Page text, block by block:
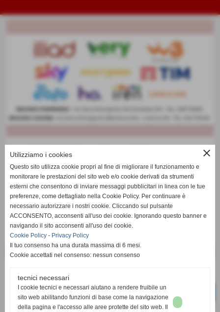
close
Utilizziamo i cookies
Questo sito utilizza cookie propri al fine di migliorare il funzionamento e
monitorare le prestazioni del sito web e/o cookie derivati da strumenti
esterni che consentono di inviare messaggi pubblicitari in linea con le tue
preferenze, come dettagliato nella Cookie Policy. Per continuare è
necessario autorizzare i nostri cookie. Cliccando sul pulsante
ACCONSENTO, acconsenti all'uso dei cookie. Ignorando questo banner e
navigando il sito acconsenti all'uso dei cookie.
Cookie Policy - Privacy Policy
Il tuo consenso ha una durata massima di 6 mesi.
Cookie accettati nel consenso: nessun consenso
tecnici necessari
I cookie tecnici e necessari aiutano a rendere fruibile un
sito web abilitando funzioni di base come la navigazione
della pagina e l'accesso alle aree protette del sito web. Il